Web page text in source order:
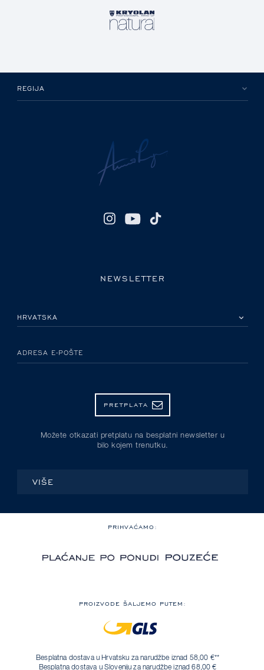
REGIJA
NEWSLETTER
ADRESA E-POŠTE
PRETPLATA
Možete otkazati pretplatu na besplatni newsletter u
bilo kojem trenutku.
VIŠE
PRIHVAĆAMO:
PROIZVODE ŠALJEMO PUTEM:
Besplatna dostava u Hrvatsku za narudžbe iznad 58,00 €**
Besplatna dostava u Sloveniju za narudžbe iznad 68,00 €